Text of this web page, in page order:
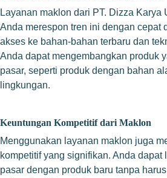
Layanan maklon dari PT. Dizza Karya
Anda merespon tren ini dengan cepat
akses ke bahan-bahan terbaru dan
Anda dapat mengembangkan produk
pasar, seperti produk dengan bahan
lingkungan.
Keuntungan Kompetitif dari Maklon
Menggunakan layanan maklon juga
kompetitif yang signifikan. Anda dapat
pasar dengan produk baru tanpa